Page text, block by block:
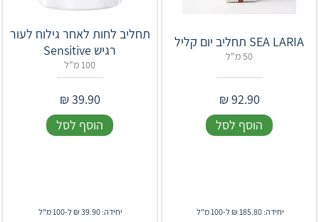
SEA LARIA תחליב יום קליל
50 מ"ל
92.90
₪
הוסף לסל
יחידה: 185.80 ₪ ל-100 מ"ל
תחליב לחות לאחר גילוח לעור
רגיש Sensitive
100 מ"ל
39.90
₪
הוסף לסל
יחידה: 39.90 ₪ ל-100 מ"ל